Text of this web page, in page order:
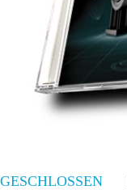
GESCHLOSSEN